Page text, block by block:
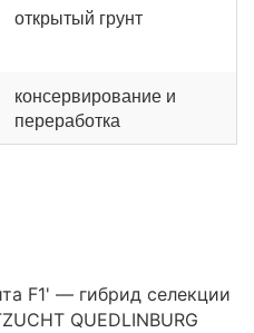
открытый грунт
консервирование и
переработка
F1' — гибрид селекции
QUEDLINBURG